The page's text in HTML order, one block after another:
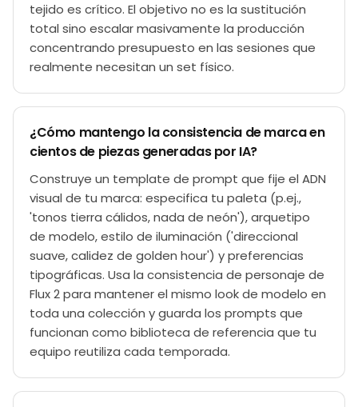
tejido es crítico. El objetivo no es la sustitución
total sino escalar masivamente la producción
concentrando presupuesto en las sesiones que
realmente necesitan un set físico.
¿Cómo mantengo la consistencia de marca en
cientos de piezas generadas por IA?
Construye un template de prompt que fije el ADN
visual de tu marca: especifica tu paleta (p.ej.,
'tonos tierra cálidos, nada de neón'), arquetipo
de modelo, estilo de iluminación ('direccional
suave, calidez de golden hour') y preferencias
tipográficas. Usa la consistencia de personaje de
Flux 2 para mantener el mismo look de modelo en
toda una colección y guarda los prompts que
funcionan como biblioteca de referencia que tu
equipo reutiliza cada temporada.